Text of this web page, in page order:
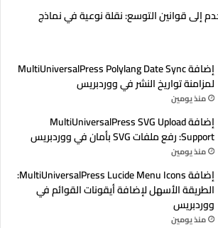
إلى قوانين التوسع: نقلة نوعية في نماذج
إضافة MultiUniversalPress Polylang Date Sync
لمزامنة تواريخ النشر في ووردبريس
منذ يومين
إضافة MultiUniversalPress SVG Upload
Support: رفع ملفات SVG بأمان في ووردبريس
منذ يومين
إضافة MultiUniversalPress Lucide Menu Icons:
الطريقة الأسهل لإضافة أيقونات القوائم في
ووردبريس
منذ يومين